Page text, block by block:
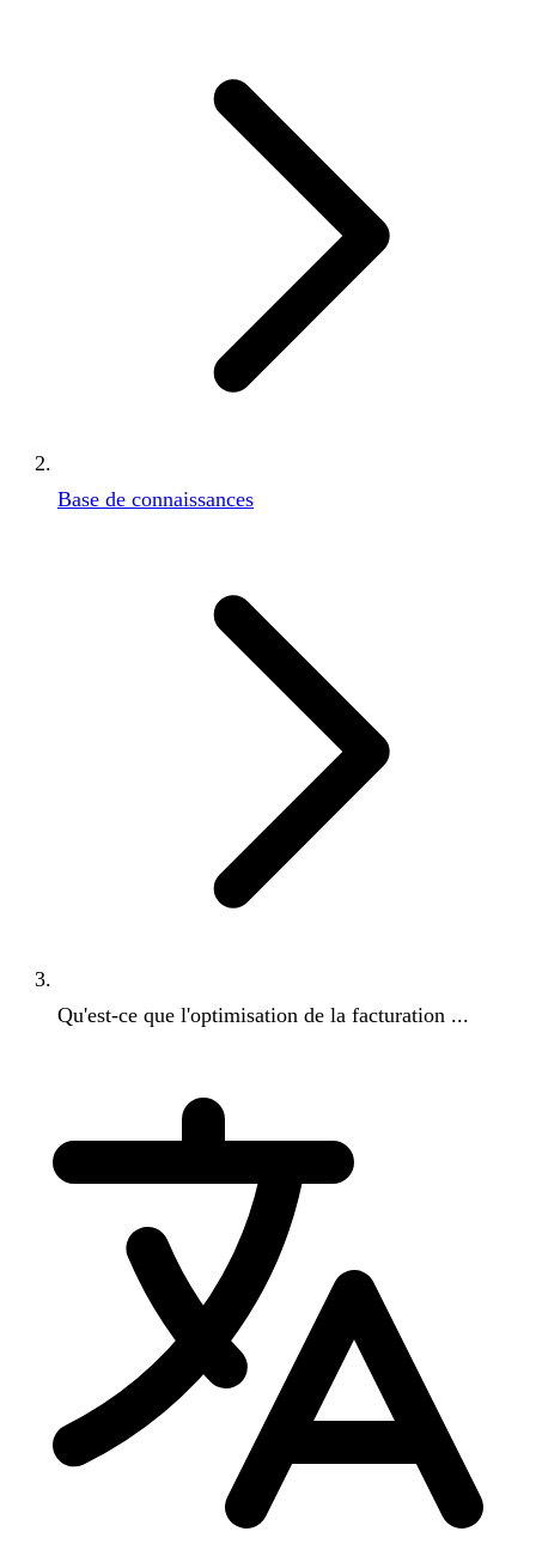
Base de connaissances
Qu'est-ce que l'optimisation de la facturation ...